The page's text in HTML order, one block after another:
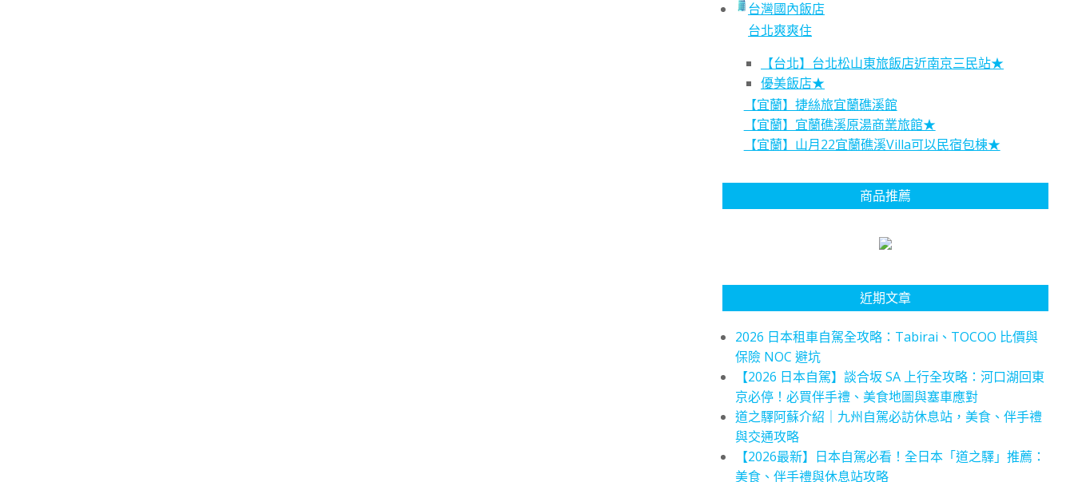
台灣國內飯店
台北爽爽住
【台北】台北松山東旅飯店近南京三民站★
優美飯店★
【宜蘭】捷絲旅宜蘭礁溪館
【宜蘭】宜蘭礁溪原湯商業旅館★
【宜蘭】山月22宜蘭礁溪Villa可以民宿包棟★
商品推薦
近期文章
2026 日本租車自駕全攻略：Tabirai、TOCOO 比價與
保險 NOC 避坑
【2026 日本自駕】談合坂 SA 上行全攻略：河口湖回東
京必停！必買伴手禮、美食地圖與塞車應對
道之驛阿蘇介紹｜九州自駕必訪休息站，美食、伴手禮
與交通攻略
【2026最新】日本自駕必看！全日本「道之驛」推薦：
美食、伴手禮與休息站攻略